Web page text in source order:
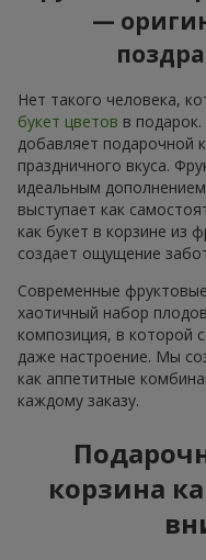
—
Нет такого человека,
букет цветов в
добавляет подарочной
праздничного вкуса.
идеальным
выступает как
как букет в корзине из
создает ощущение
Современные
хаотичный набор
композиция, в которой
даже настроение. Мы
как аппетитные
каждому заказу.
корзина